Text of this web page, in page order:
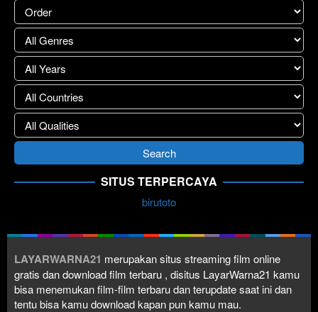
SITUS TERPERCAYA
birutoto
LAYARWARNA21 merupakan situs streaming film online
gratis dan download film terbaru , disitus LayarWarna21 kamu
bisa menemukan film-film terbaru dan terupdate saat ini dan
tentu bisa kamu download kapan pun kamu mau.